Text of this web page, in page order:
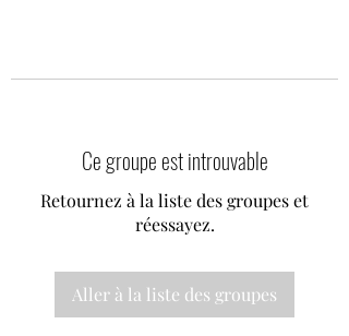
Ce groupe est introuvable
Retournez à la liste des groupes et
réessayez.
Aller à la liste des groupes